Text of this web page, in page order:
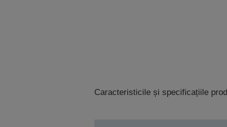
Caracteristicile și specificațiile